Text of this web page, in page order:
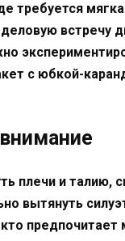
требуется
деловую встречу
с юбкой-
плечи и талию,
вытянуть
предпочитает